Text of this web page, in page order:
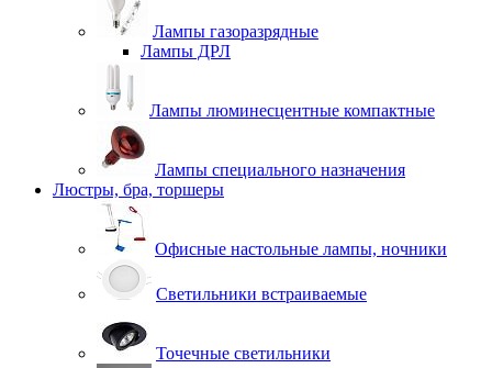
Лампы газоразрядные
Лампы ДРЛ
Лампы люминесцентные компактные
Лампы специального назначения
Люстры, бра, торшеры
Офисные настольные лампы, ночники
Светильники встраиваемые
Точечные светильники